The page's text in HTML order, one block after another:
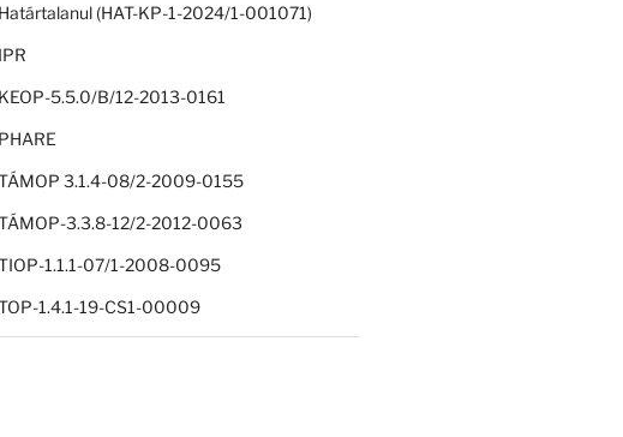
Határtalanul (HAT-KP-1-2024/1-001071)
IPR
KEOP-5.5.0/B/12-2013-0161
PHARE
3.1.4-08/2-2009-0155
3.3.8-12/2-2012-0063
1.1.1-07/1-2008-0095
1.4.1-19-CS1-00009